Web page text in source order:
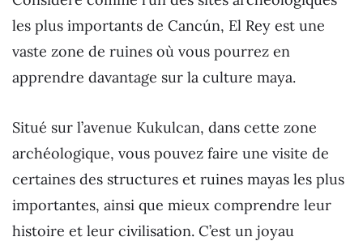
les plus importants de Cancún, El Rey est une
vaste zone de ruines où vous pourrez en
apprendre davantage sur la culture maya.
Situé sur l’avenue Kukulcan, dans cette zone
archéologique, vous pouvez faire une visite de
certaines des structures et ruines mayas les plus
importantes, ainsi que mieux comprendre leur
histoire et leur civilisation. C’est un joyau